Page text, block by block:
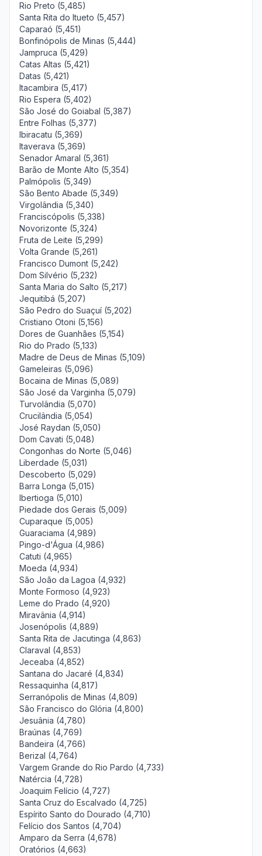
Rio Preto (5,485)
Santa Rita do Itueto (5,457)
Caparaó (5,451)
Bonfinópolis de Minas (5,444)
Jampruca (5,429)
Catas Altas (5,421)
Datas (5,421)
Itacambira (5,417)
Rio Espera (5,402)
São José do Goiabal (5,387)
Entre Folhas (5,377)
Ibiracatu (5,369)
Itaverava (5,369)
Senador Amaral (5,361)
Barão de Monte Alto (5,354)
Palmópolis (5,349)
São Bento Abade (5,349)
Virgolândia (5,340)
Franciscópolis (5,338)
Novorizonte (5,324)
Fruta de Leite (5,299)
Volta Grande (5,261)
Francisco Dumont (5,242)
Dom Silvério (5,232)
Santa Maria do Salto (5,217)
Jequitibá (5,207)
São Pedro do Suaçuí (5,202)
Cristiano Otoni (5,156)
Dores de Guanhães (5,154)
Rio do Prado (5,133)
Madre de Deus de Minas (5,109)
Gameleiras (5,096)
Bocaina de Minas (5,089)
São José da Varginha (5,079)
Turvolândia (5,070)
Crucilândia (5,054)
José Raydan (5,050)
Dom Cavati (5,048)
Congonhas do Norte (5,046)
Liberdade (5,031)
Descoberto (5,029)
Barra Longa (5,015)
Ibertioga (5,010)
Piedade dos Gerais (5,009)
Cuparaque (5,005)
Guaraciama (4,989)
Pingo-d'Água (4,986)
Catuti (4,965)
Moeda (4,934)
São João da Lagoa (4,932)
Monte Formoso (4,923)
Leme do Prado (4,920)
Miravânia (4,914)
Josenópolis (4,889)
Santa Rita de Jacutinga (4,863)
Claraval (4,853)
Jeceaba (4,852)
Santana do Jacaré (4,834)
Ressaquinha (4,817)
Serranópolis de Minas (4,809)
São Francisco do Glória (4,800)
Jesuânia (4,780)
Braúnas (4,769)
Bandeira (4,766)
Berizal (4,764)
Vargem Grande do Rio Pardo (4,733)
Natércia (4,728)
Joaquim Felício (4,727)
Santa Cruz do Escalvado (4,725)
Espírito Santo do Dourado (4,710)
Felício dos Santos (4,704)
Amparo da Serra (4,678)
Oratórios (4,663)